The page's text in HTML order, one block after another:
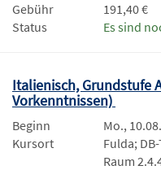
Gebühr
191,40 €
Status
Es sind
Italienisch, Grundstufe
Vorkenntnissen)
Beginn
Mo.,
Kursort
Fulda;
Raum